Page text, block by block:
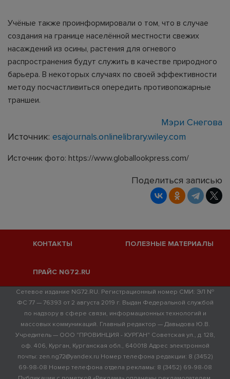
Учёные также проинформировали о том, что в случае
создания на границе населённой местности свежих
насаждений из осины, растения для огневого
распространения будут служить в качестве природного
барьера. В некоторых случаях по своей эффективности
методу посчастливиться опередить противопожарные
траншеи.
Мэри Снегова
Источник: esajournals.onlinelibrary.wiley.com
Источник фото: https://www.globallookpress.com/
Поделиться записью
КОНТАКТЫ ПОЛЕЗНЫЕ МАТЕРИАЛЫ
ПРАЙС NG72.RU
Сетевое издание NG72.RU. Регистрационный номер СМИ: ЭЛ №
ФС 77 — 76393 от 2 августа 2019 г. Выдан Федеральной службой
по надзору в сфере связи, информационных технологий и
массовых коммуникаций. Главный редактор — Давыдова Ю.В.
Учредитель — ООО "ПРОВИНЦИЯ - КУРГАН" Советская ул., д. 128,
оф. 406, Курган, Курганская обл., 640018 Адрес электронной
почты: zen.ng72@yandex.ru Номер телефона редакции: 8 (3452)
69-98-08 Номер телефона отдела рекламы: 8 (3452) 69-98-08